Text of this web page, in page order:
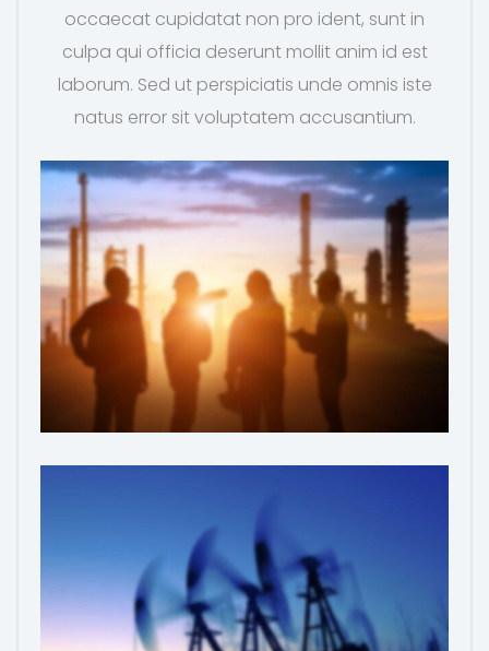
occaecat cupidatat non pro ident, sunt in
culpa qui officia deserunt mollit anim id est
laborum. Sed ut perspiciatis unde omnis iste
natus error sit voluptatem accusantium.